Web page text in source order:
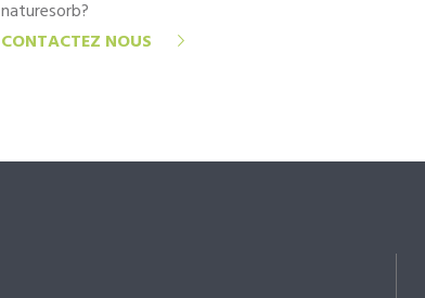
naturesorb?
CONTACTEZ NOUS